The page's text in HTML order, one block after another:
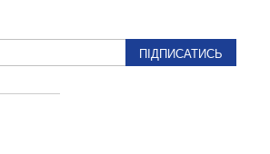
ПІДПИСАТИСЬ